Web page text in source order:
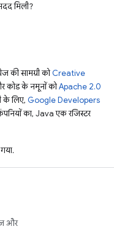
मिली?
सामग्री कोCreative
कोड के नमूनों कोApache 2.0
के लिए, Google Developers
का, Java एक रजिस्टर
और